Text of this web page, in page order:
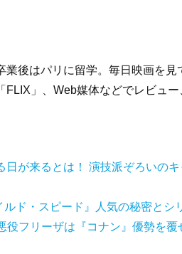
後はパリに留学。毎日映画を
」、Web媒体などでレビュ
日が来るとは！ 演技派ぞろいの
ド・スピード』人気の秘密とシ
役フリーザは『コナン』優勢を覆